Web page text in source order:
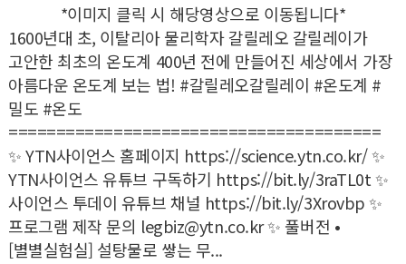
*이미지 클릭 시 해당영상으로 이동됩니다*
1600년대 초, 이탈리아 물리학자 갈릴레오 갈릴레이가
고안한 최초의 온도계 400년 전에 만들어진 세상에서 가장
아름다운 온도계 보는 법! #갈릴레오갈릴레이 #온도계 #
밀도 #온도
=======================================
✨ YTN사이언스 홈페이지 https://science.ytn.co.kr/✨
YTN사이언스 유튜브 구독하기 https://bit.ly/3raTL0t✨
사이언스 투데이 유튜브 채널 https://bit.ly/3Xrovbp✨
프로그램 제작 문의 legbiz@ytn.co.kr ✨ 풀버전 •
[별별실험실] 설탕물로 쌓는 무...